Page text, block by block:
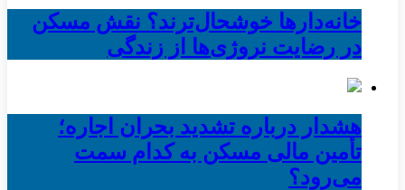
خانه‌دارها خوشحال‌ترند؟ نقش مسکن
در رضایت نروژی‌ها از زندگی
هشدار درباره تشدید بحران اجاره؛
تأمین مالی مسکن به کدام سمت
می‌رود؟